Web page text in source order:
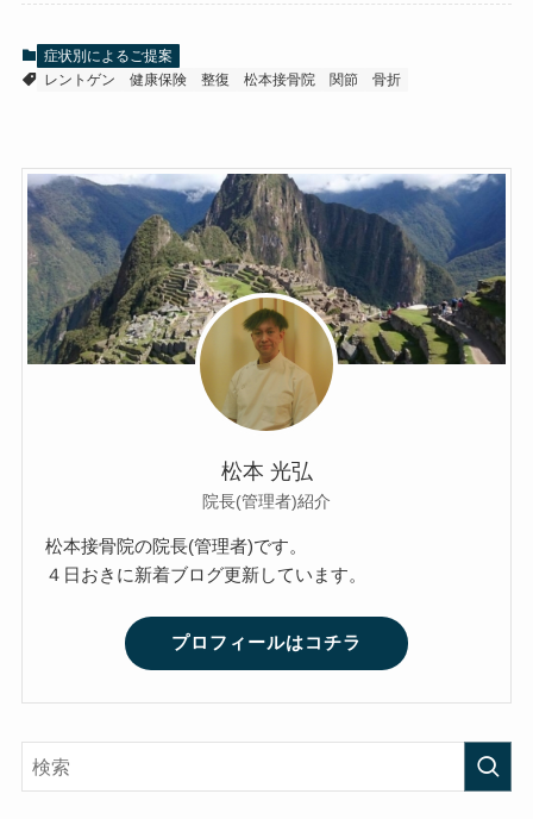
症状別によるご提案
レントゲン
健康保険 整復 松本接骨院 関節 骨折
松本 光弘
院長(管理者)紹介
松本接骨院の院長(管理者)です。
４日おきに新着ブログ更新しています。
プロフィールはコチラ